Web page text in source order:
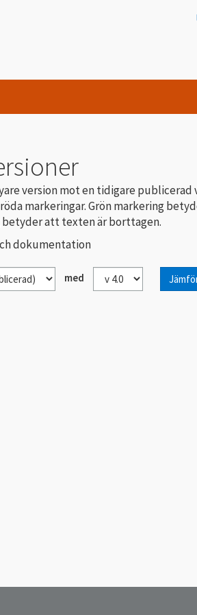
version mot en tidigare publicerad
markeringar. Grön markering
betyder att texten är borttagen.
dokumentation
med